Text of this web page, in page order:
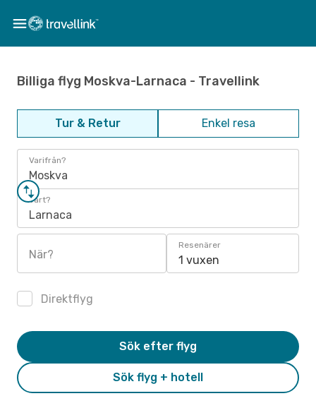
Billiga flyg Moskva-Larnaca - Travellink
Tur & Retur Enkel resa
Varifrån?
Moskva
Vart?
Larnaca
När?
Resenärer
1 vuxen
Direktflyg
Sök flyg + hotell
Sök efter flyg